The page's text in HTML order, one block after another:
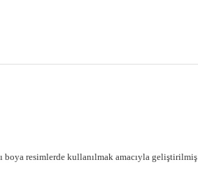
boya resimlerde kullanılmak amacıyla geliştirilmiş